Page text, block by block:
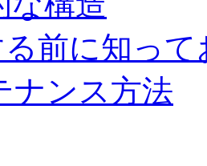
前に知って
ナンス方法